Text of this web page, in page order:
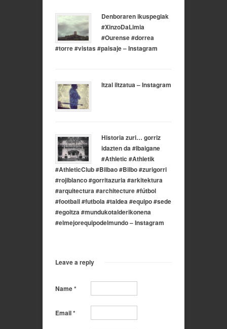
Denboraren ikuspegiak
#XinzoDaLimia
#Ourense #dorrea
#torre #vistas #paisaje – Instagram
Itzal iltzatua – Instagram
Historia zuri… gorriz
idazten da #Ibaigane
#Athletic #Athletik
#AthleticClub #Bilbao #Bilbo #zurigorri
#rojiblanco #gorritazuria #arkitektura
#arquitectura #architecture #fútbol
#football #futbola #taldea #equipo #sede
#egoitza #mundukotalderikonena
#elmejorequipodelmundo – Instagram
Leave a reply
Name*
Email*